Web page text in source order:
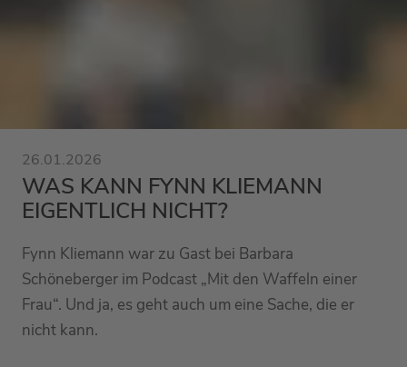
26.01.2026
WAS KANN FYNN KLIEMANN
EIGENTLICH NICHT?
Fynn Kliemann war zu Gast bei Barbara
Schöneberger im Podcast „Mit den Waffeln einer
Frau“. Und ja, es geht auch um eine Sache, die er
nicht kann.